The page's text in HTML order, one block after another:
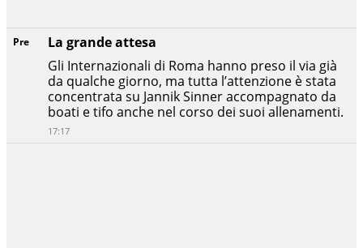
Pre
La grande attesa
Gli Internazionali di Roma hanno preso il via già
da qualche giorno, ma tutta l’attenzione è stata
concentrata su Jannik Sinner accompagnato da
boati e tifo anche nel corso dei suoi allenamenti.
17:17